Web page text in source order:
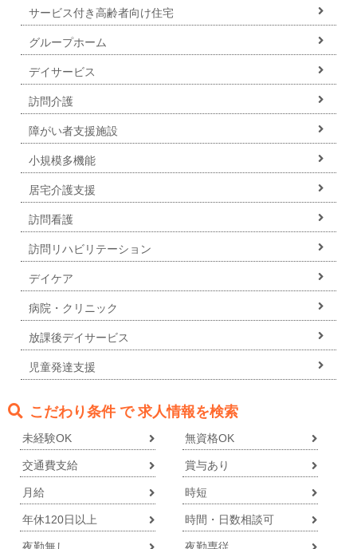
サービス付き高齢者向け住宅
グループホーム
デイサービス
訪問介護
障がい者支援施設
小規模多機能
居宅介護支援
訪問看護
訪問リハビリテーション
デイケア
病院・クリニック
放課後デイサービス
児童発達支援
こだわり条件 で 求人情報を検索
未経験OK 無資格OK
交通費支給 賞与あり
月給 時短
年休120日以上 時間・日数相談可